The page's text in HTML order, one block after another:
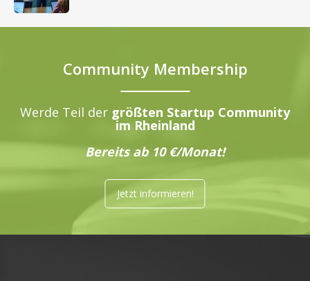
Community Membership
Werde Teil der größten Startup Community
im Rheinland
Bereits ab 10 €/Monat!
Jetzt informieren!